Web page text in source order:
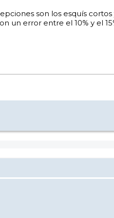
son los esquís
un error entre el 10% y el